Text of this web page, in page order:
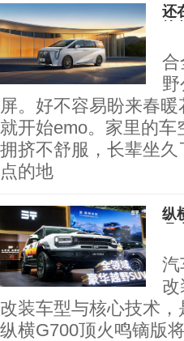
还
合
屏。好不容易盼来春
就开始emo。家里的
拥挤不舒服，长辈坐
点的地
纵
汽
改装车型与核心技术
纵横G700顶火鸣镝版